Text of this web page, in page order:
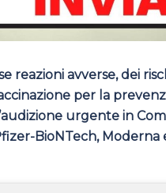
reazioni avverse, dei
per la
urgente in
BioNTech,